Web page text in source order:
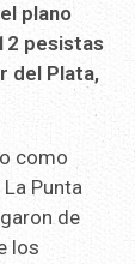
plano
pesistas
del Plata,
como
Punta
de
los